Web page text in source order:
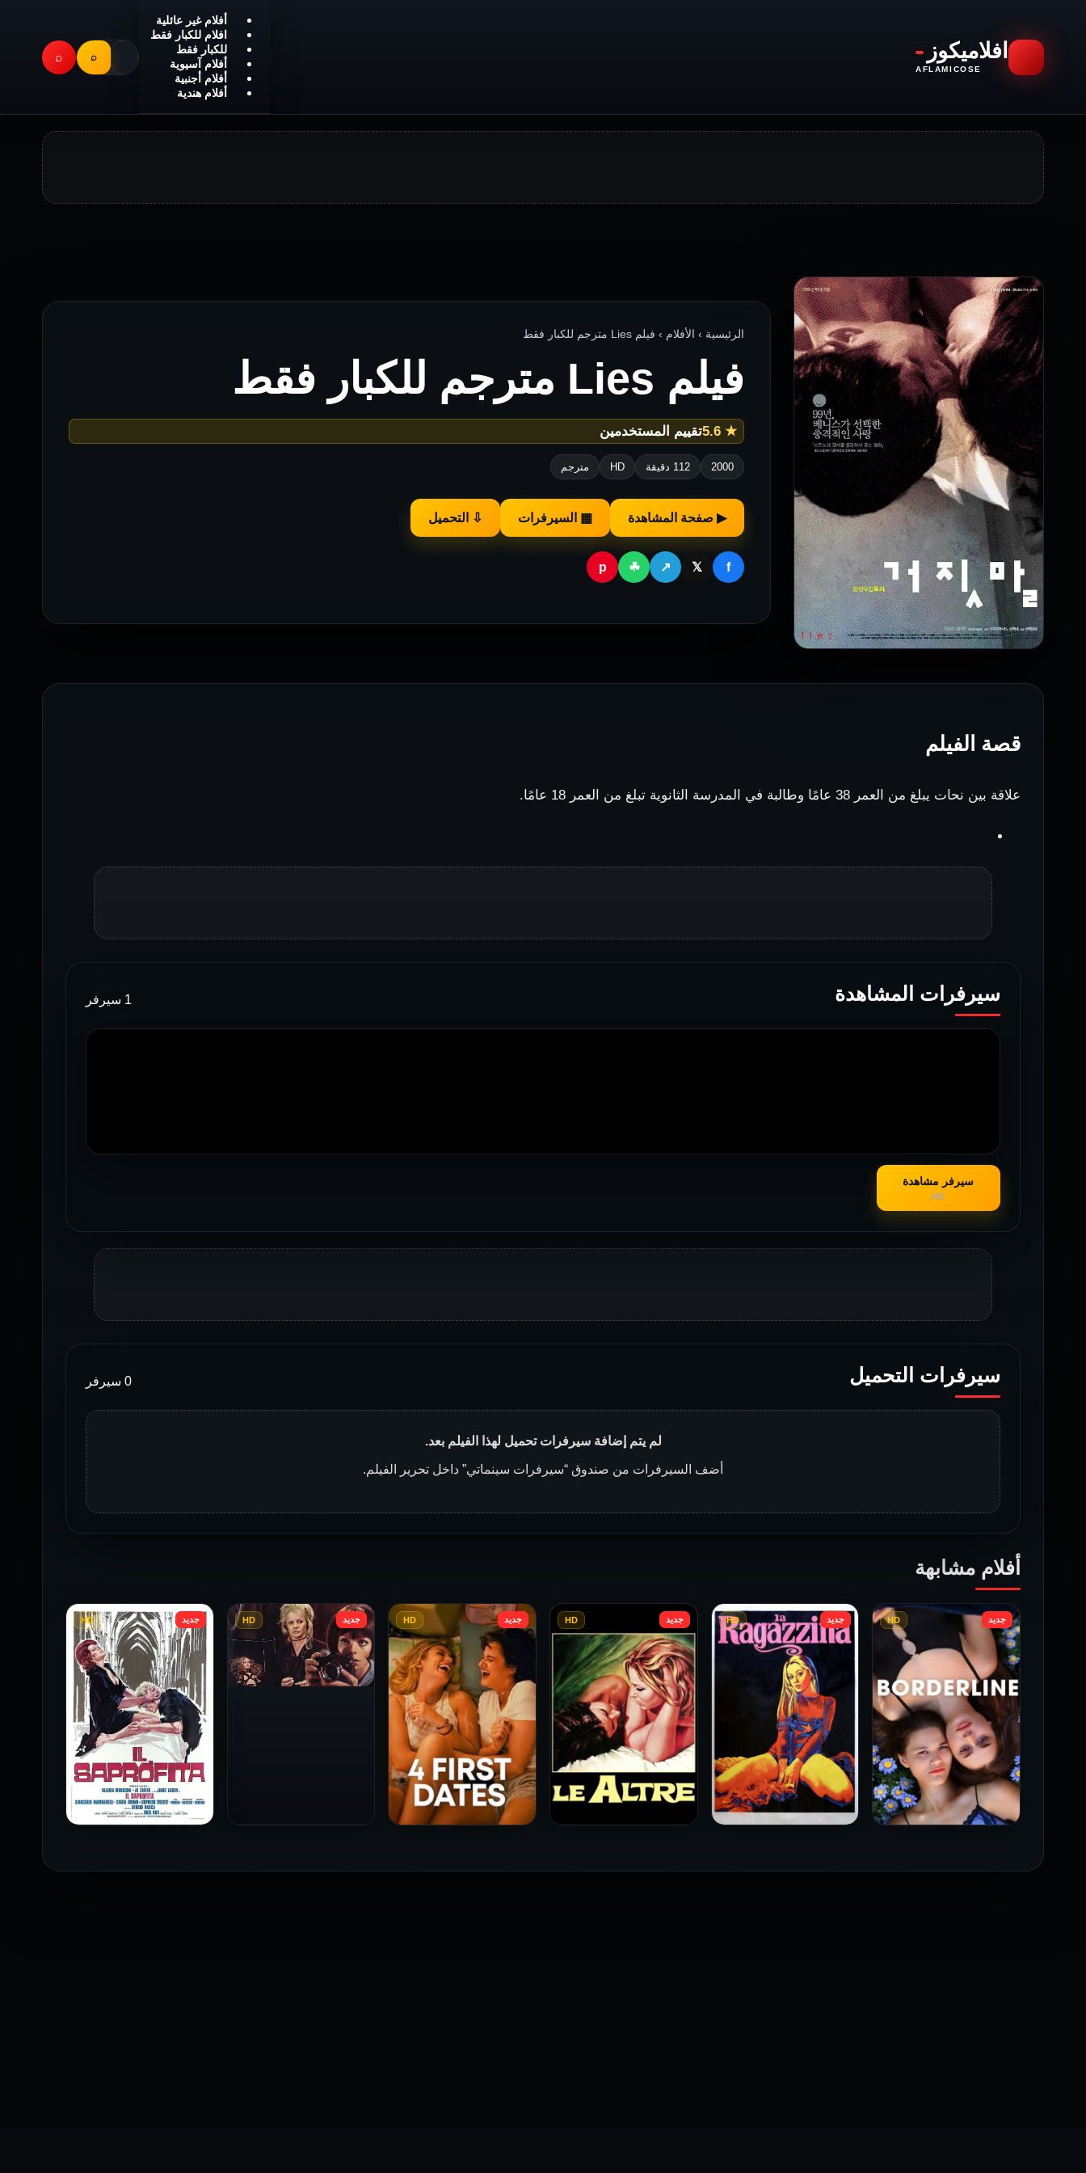
افلاميكوز
AFLAMICOSE
أفلام غير عائلية
افلام للكبار فقط
للكبار فقط
أفلام آسيوية
أفلام أجنبية
أفلام هندية
⌕
⌕
الرئيسية › الأفلام › فيلم Lies مترجم للكبار فقط
فيلم Lies مترجم للكبار فقط
★ 5.6 تقييم المستخدمين
2000 112 دقيقة HD مترجم
▶ صفحة المشاهدة ▦ السيرفرات ⇩ التحميل
f
𝕏
↗
☘
p
قصة الفيلم
علاقة بين نحات يبلغ من العمر 38 عامًا وطالبة في المدرسة الثانوية تبلغ من العمر 18 عامًا.
سيرفرات المشاهدة 1 سيرفر
سيرفر مشاهدة
HD
سيرفرات التحميل 0 سيرفر
لم يتم إضافة سيرفرات تحميل لهذا الفيلم بعد.
أضف السيرفرات من صندوق “سيرفرات سينماتي” داخل تحرير الفيلم.
أفلام مشابهة
جديد HD جديد HD جديد HD جديد HD جديد HD جديد HD